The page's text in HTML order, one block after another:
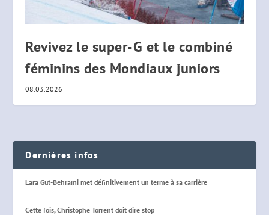
Revivez le super-G et le combiné
féminins des Mondiaux juniors
08.03.2026
Dernières infos
Lara Gut-Behrami met définitivement un terme à sa carrière
Cette fois, Christophe Torrent doit dire stop